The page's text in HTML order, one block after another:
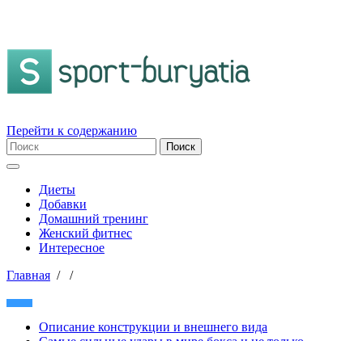
Перейти к содержанию
Диеты
Добавки
Домашний тренинг
Женский фитнес
Интересное
Главная / /
Описание конструкции и внешнего вида